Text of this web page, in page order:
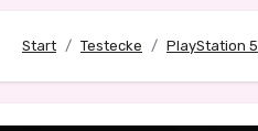
Start Testecke PlayStation 5